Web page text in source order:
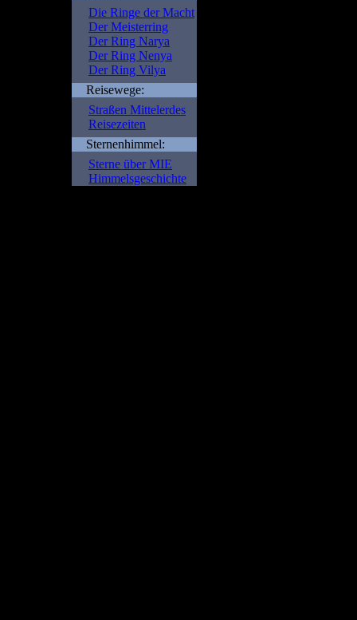
Die Ringe der Macht
Der Meisterring
Der Ring Narya
Der Ring Nenya
Der Ring Vilya
Reisewege:
Straßen Mittelerdes
Reisezeiten
Sternenhimmel:
Sterne über MIE
Himmelsgeschichte